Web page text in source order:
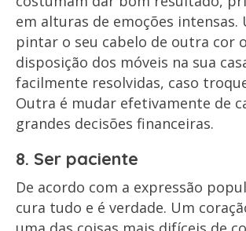
em alturas de emoções intensas.
pintar o seu cabelo de outra cor
disposição dos móveis na sua
facilmente resolvidas, caso
Outra é mudar efetivamente de
grandes decisões financeiras.
8. Ser paciente
De acordo com a expressão
cura tudo e é verdade. Um